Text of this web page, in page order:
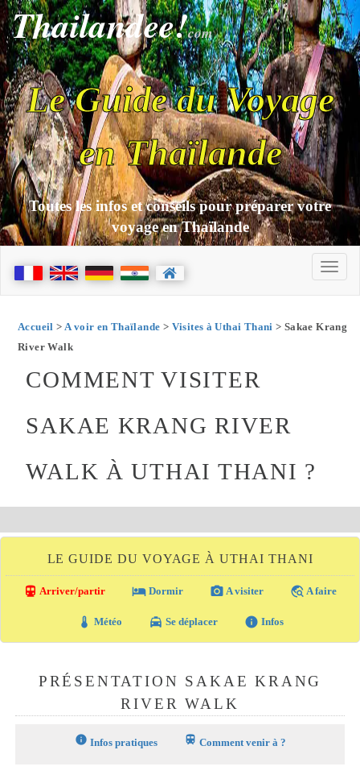
Thailandee!com
Le Guide du Voyage
en Thaïlande
Toutes les infos et conseils pour préparer votre
voyage en Thaïlande
Accueil > A voir en Thaïlande > Visites à Uthai Thani > Sakae Krang
River Walk
COMMENT VISITER
SAKAE KRANG RIVER
WALK À UTHAI THANI ?
LE GUIDE DU VOYAGE À UTHAI THANI
directions_transit Arriver/partir local_hotel Dormir photo_camera A visiter travel_explore A faire
thermostat Météo local_taxi Se déplacer info Infos
PRÉSENTATION SAKAE KRANG
RIVER WALK
info Infos pratiques train Comment venir à ?